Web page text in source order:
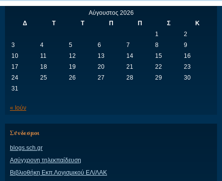
Αύγουστος 2026
Δ
Τ Τ Π Π Σ
Κ
1
2
3
4 5 6 7 8
9
10
11 12 13 14 15
16
17
18 19 20 21 22
23
24
25 26 27 28 29
30
31
« Ιούν
Σύνδεσμοι
blogs.sch.gr
Ασύγχρονη τηλεκπαίδευση
Βιβλιοθήκη Εκπ.Λογισμικού ΕΛ/ΛΑΚ